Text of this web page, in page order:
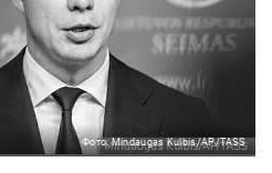
Фото: Mindaugas Kulbis/AP/TASS